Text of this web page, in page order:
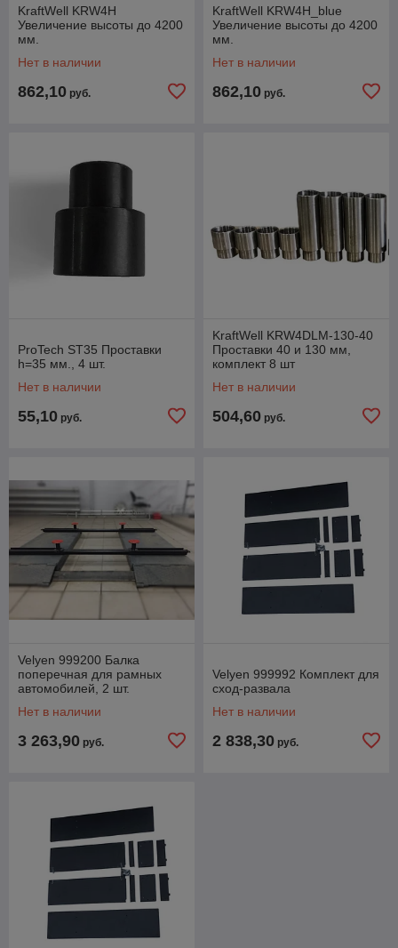
KraftWell KRW4H
Увеличение высоты до 4200
мм.
Нет в наличии
862,10 руб.
KraftWell KRW4H_blue
Увеличение высоты до 4200
мм.
Нет в наличии
862,10 руб.
ProTech ST35 Проставки
h=35 мм., 4 шт.
Нет в наличии
55,10 руб.
KraftWell KRW4DLM-130-40
Проставки 40 и 130 мм,
комплект 8 шт
Нет в наличии
504,60 руб.
Velyen 999200 Балка
поперечная для рамных
автомобилей, 2 шт.
Нет в наличии
3 263,90 руб.
Velyen 999992 Комплект для
сход-развала
Нет в наличии
2 838,30 руб.